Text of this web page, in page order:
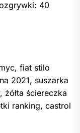
40
fiat stilo
2021, suszarka
żółta ściereczka
ranking, castrol